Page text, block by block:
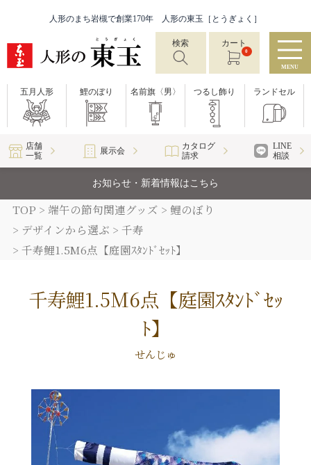
人形のまち岩槻で創業170年 人形の東玉［とうぎょく］
検索 カート
0
MENU
五月人形 鯉のぼり 名前旗〈男〉 つるし飾り ランドセル
店舗
一覧
展示会
カタログ
請求
LINE
相談
お知らせ・新着情報はこちら
TOP 端午の節句関連グッズ
鯉のぼり
デザインから選ぶ
千寿
千寿鯉1.5M6点【庭園ｽﾀﾝﾄﾞｾｯﾄ】
千寿鯉1.5M6点【庭園ｽﾀﾝﾄﾞｾｯ
ﾄ】
せんじゅ